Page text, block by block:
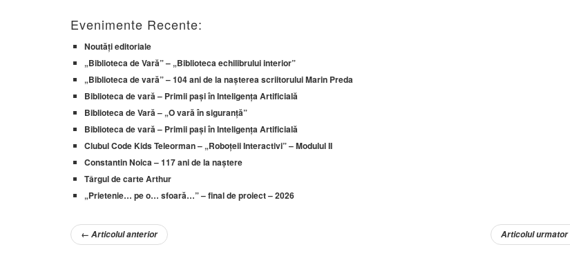
Evenimente Recente:
Noutăți editoriale
„Biblioteca de Vară” – „Biblioteca echilibrului interior”
„Biblioteca de vară” – 104 ani de la nașterea scriitorului Marin Preda
Biblioteca de vară – Primii pași în Inteligența Artificială
Biblioteca de Vară – „O vară în siguranță”
Biblioteca de vară – Primii pași în Inteligența Artificială
Clubul Code Kids Teleorman – „Roboțeii Interactivi” – Modulul II
Constantin Noica – 117 ani de la naștere
Târgul de carte Arthur
„Prietenie… pe o… sfoară…” – final de proiect – 2026
← Articolul anterior Articolul urmator